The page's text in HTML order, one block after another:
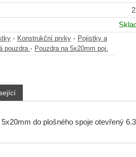
- Konstrukční prvky - Pojistky a
pouzdra - Pouzdra na 5x20mm poj.
do plošného spoje otevřený